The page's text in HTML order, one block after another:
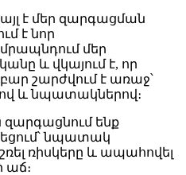
է մեր զարգացման
է նոր
մեր
և վկայում է, որ
շարժվում է առաջ՝
և նպատակներով։
ենք
նպատակ
ռիսկերը և ապահովել
աճ։